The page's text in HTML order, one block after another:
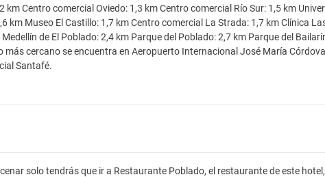
km Centro comercial Oviedo: 1,3 km Centro comercial Río Sur: 1,5 km
km Museo El Castillo: 1,7 km Centro comercial La Strada: 1,7 km Clínica
de El Poblado: 2,4 km Parque del Poblado: 2,7 km Parque del
más cercano se encuentra en Aeropuerto Internacional José María
Santafé.
solo tendrás que ir a Restaurante Poblado, el restaurante de este